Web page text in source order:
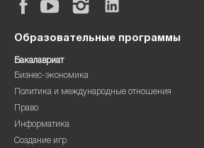
Образовательные программы
Бакалавриат
Бизнес-экономика
Политика и международные отношения
Право
Информатика
Создание игр